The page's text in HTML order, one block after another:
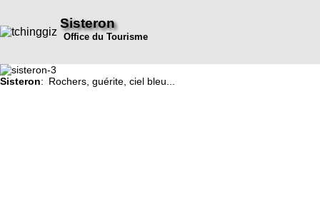
Sisteron
Office du Tourisme
Sisteron: Rochers, guérite, ciel bleu...